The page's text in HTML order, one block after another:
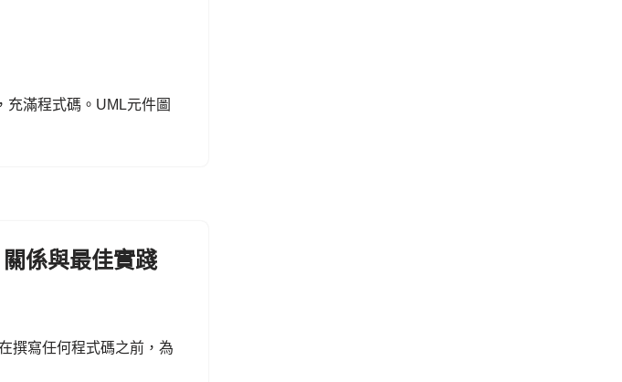
充滿程式碼。UML元件圖
係與最佳實踐
撰寫任何程式碼之前，為